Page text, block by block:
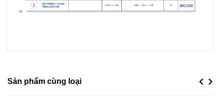
Sản phẩm cùng loại Previous
Next